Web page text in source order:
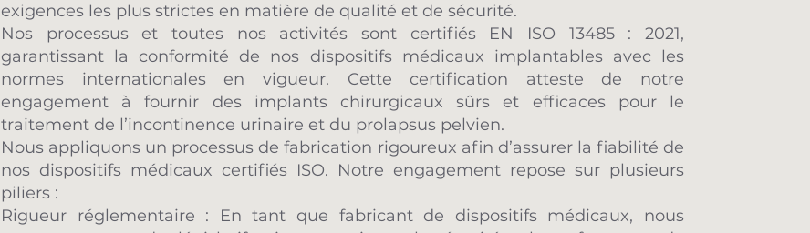
exigences les plus strictes en matière de qualité et de sécurité.
Nos processus et toutes nos activités sont certifiés EN ISO 13485 : 2021,
garantissant la conformité de nos dispositifs médicaux implantables avec les
normes internationales en vigueur. Cette certification atteste de notre
engagement à fournir des implants chirurgicaux sûrs et efficaces pour le
traitement de l’incontinence urinaire et du prolapsus pelvien.
Nous appliquons un processus de fabrication rigoureux afin d’assurer la fiabilité de
nos dispositifs médicaux certifiés ISO. Notre engagement repose sur plusieurs
piliers :
Rigueur réglementaire : En tant que fabricant de dispositifs médicaux, nous